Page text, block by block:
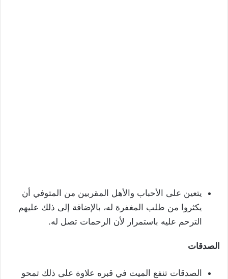
يتعين على الأحباب والأهل المقربين من المتوفي أن
يكثروا من طلب المغفرة له، بالإضافة إلى ذلك عليهم
الترحم عليه باستمرار لأن الرحمات تصل له.
الصدقات
الصدقات تنفع الميت في قبره علاوة على ذلك تمحو